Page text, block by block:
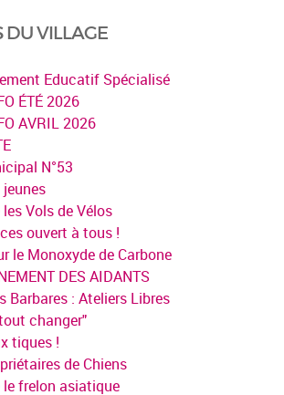
DU VILLAGE
Educatif Spécialisé
ÉTÉ 2026
AVRIL 2026
N°53
jeunes
Vols de Vélos
ouvert à tous !
le Monoxyde de Carbone
DES AIDANTS
Barbares : Ateliers Libres
changer"
tiques !
de Chiens
frelon asiatique